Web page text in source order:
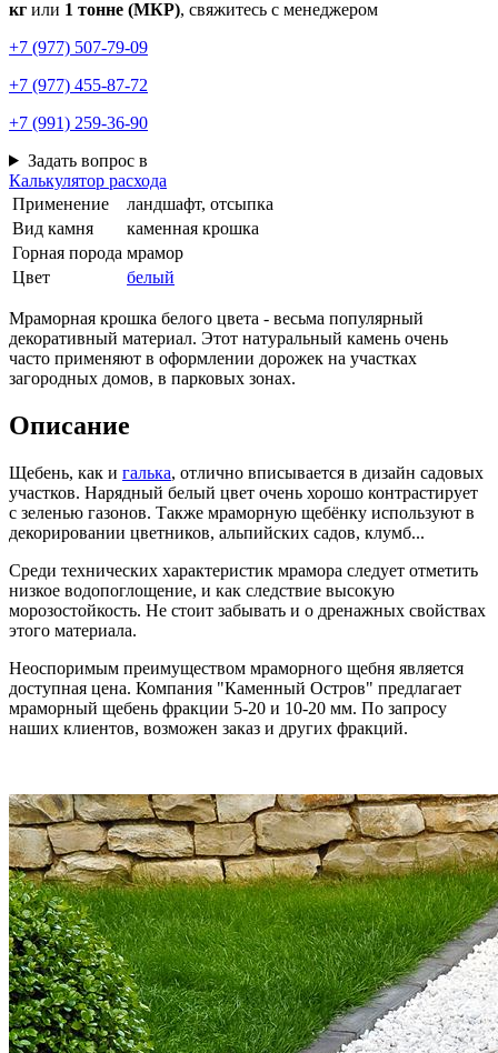
кг или 1 тонне (МКР), свяжитесь с менеджером
+7 (977) 507-79-09
+7 (977) 455-87-72
+7 (991) 259-36-90
Задать вопрос в
Калькулятор расхода
Применение
ландшафт, отсыпка
Вид камня
каменная крошка
Горная порода мрамор
Цвет
белый
Мраморная крошка белого цвета - весьма популярный
декоративный материал. Этот натуральный камень очень
часто применяют в оформлении дорожек на участках
загородных домов, в парковых зонах.
Описание
Щебень, как и галька, отлично вписывается в дизайн садовых
участков. Нарядный белый цвет очень хорошо контрастирует
с зеленью газонов. Также мраморную щебёнку используют в
декорировании цветников, альпийских садов, клумб...
Среди технических характеристик мрамора следует отметить
низкое водопоглощение, и как следствие высокую
морозостойкость. Не стоит забывать и о дренажных свойствах
этого материала.
Неоспоримым преимуществом мраморного щебня является
доступная цена. Компания "Каменный Остров" предлагает
мраморный щебень фракции 5-20 и 10-20 мм. По запросу
наших клиентов, возможен заказ и других фракций.